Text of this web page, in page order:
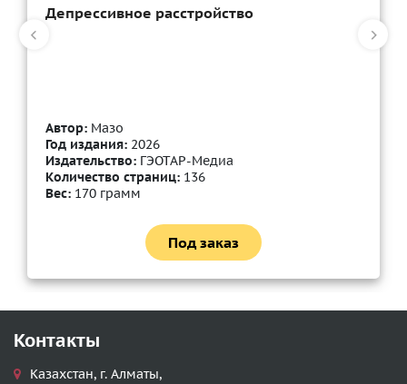
Депрессивное расстройство
Автор: Мазо
Год издания: 2026
Издательство: ГЭОТАР-Медиа
Количество страниц: 136
Вес: 170 грамм
Под заказ
Контакты
Казахстан, г. Алматы,